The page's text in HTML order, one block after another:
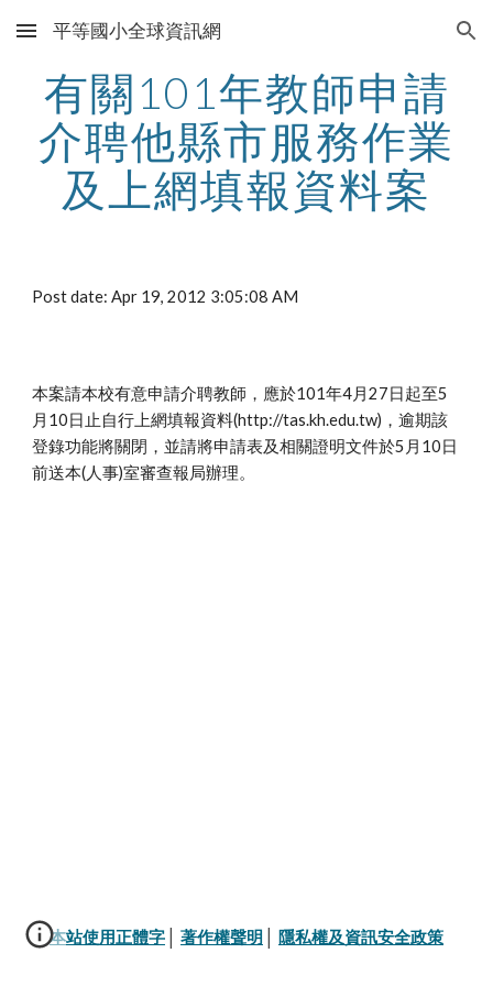
Skip to main content Skip to navigation
平等國小全球資訊網
有關101年教師申請
介聘他縣市服務作業
及上網填報資料案
Post date: Apr 19, 2012 3:05:08 AM
本案請本校有意申請介聘教師，應於101年4月27日起至5
月10日止自行上網填報資料(http://tas.kh.edu.tw)，逾期該
登錄功能將關閉，並請將申請表及相關證明文件於5月10日
前送本(人事)室審查報局辦理。
本站使用正體字 著作權聲明 隱私權及資訊安全政策